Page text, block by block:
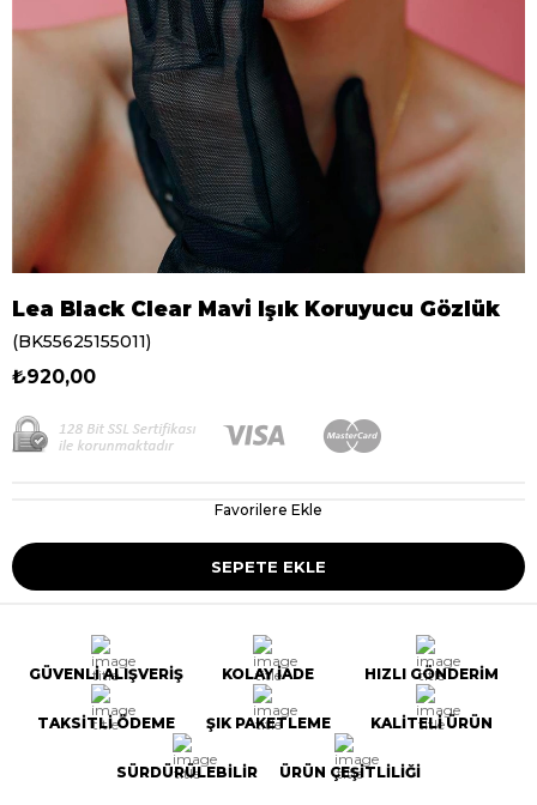
Lea Black Clear Mavi Işık Koruyucu Gözlük
(BK55625155011)
₺920,00
Favorilere Ekle
GÜVENLİ ALIŞVERİŞ KOLAY İADE HIZLI GÖNDERİM
TAKSİTLİ ÖDEME ŞIK PAKETLEME KALİTELİ ÜRÜN
SÜRDÜRÜLEBİLİR ÜRÜN ÇEŞİTLİLİĞİ